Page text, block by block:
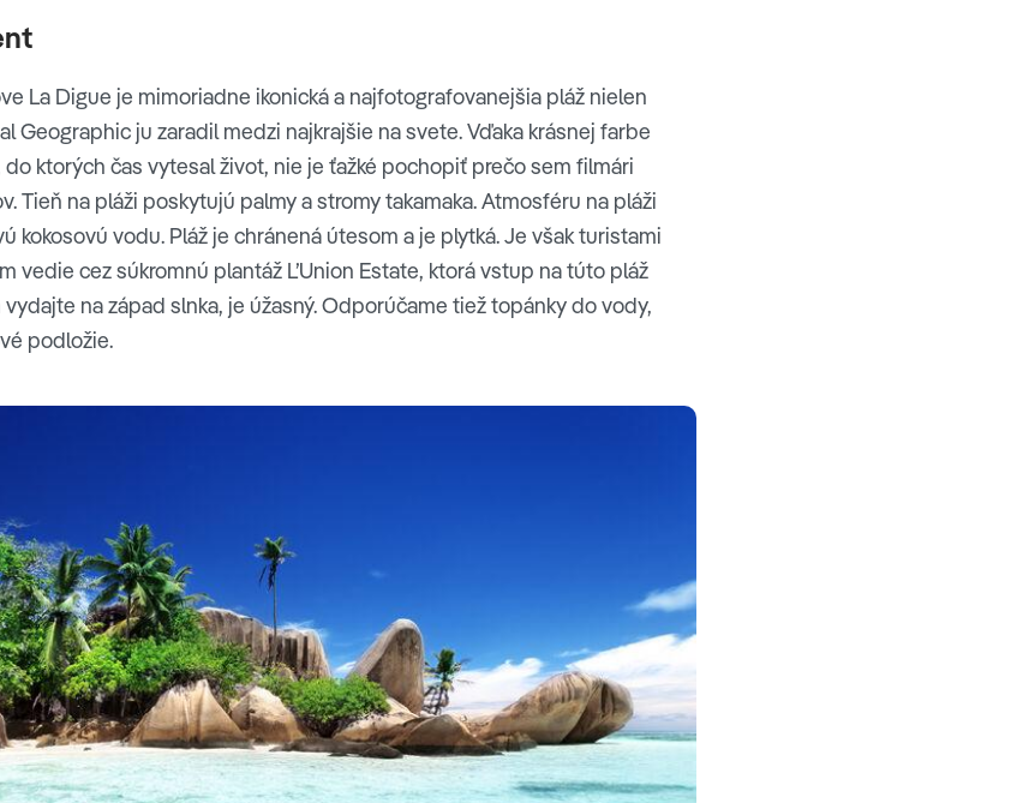
La Digue je mimoriadne ikonická a najfotografovanejšia pláž nielen
Geographic ju zaradil medzi najkrajšie na svete. Vďaka krásnej farbe
ktorých čas vytesal život, nie je ťažké pochopiť prečo sem filmári
Tieň na pláži poskytujú palmy a stromy takamaka. Atmosféru na pláži
kokosovú vodu. Pláž je chránená útesom a je plytká. Je však turistami
vedie cez súkromnú plantáž L’Union Estate, ktorá vstup na túto pláž
na západ slnka, je úžasný. Odporúčame tiež topánky do vody,
podložie.